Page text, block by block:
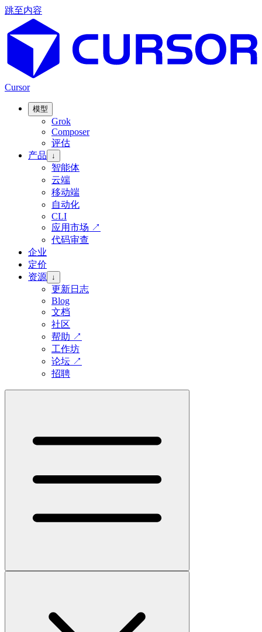
跳至内容
Cursor
模型
Grok
Composer
评估
产品
↓
智能体
云端
移动端
自动化
CLI
应用市场 ↗
代码审查
企业
定价
资源 ↓
更新日志
Blog
文档
社区
帮助 ↗
工作坊
论坛 ↗
招聘